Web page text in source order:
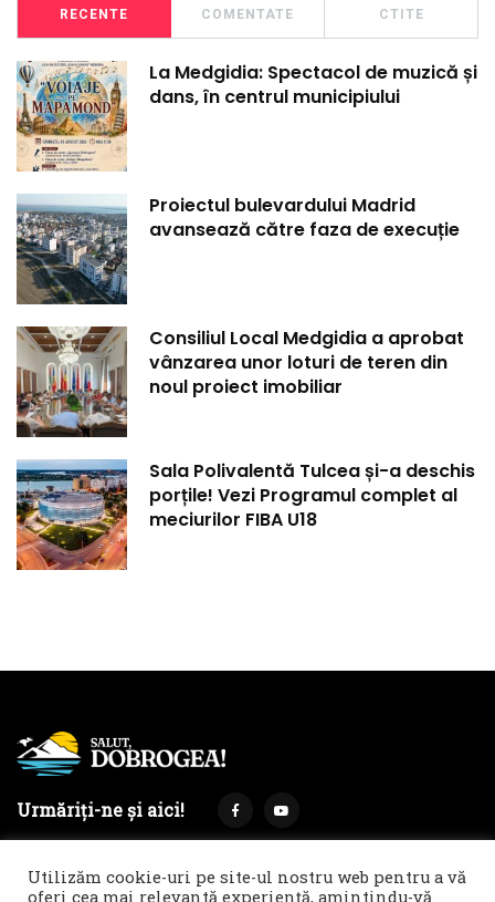
RECENTE COMENTATE CTITE
La Medgidia: Spectacol de muzică și
dans, în centrul municipiului
Proiectul bulevardului Madrid
avansează către faza de execuție
Consiliul Local Medgidia a aprobat
vânzarea unor loturi de teren din
noul proiect imobiliar
Sala Polivalentă Tulcea și-a deschis
porțile! Vezi Programul complet al
meciurilor FIBA U18
Urmăriți-ne și aici!
Utilizăm cookie-uri pe site-ul nostru web pentru a vă
oferi cea mai relevantă experiență, amintindu-vă